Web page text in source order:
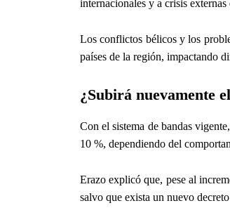
internacionales y a crisis
Los conflictos bélicos y los
países de la región, impactando
¿Subirá nuevamente
Con el sistema de bandas
10 %, dependiendo del
Erazo explicó que, pese al
salvo que exista un nuevo